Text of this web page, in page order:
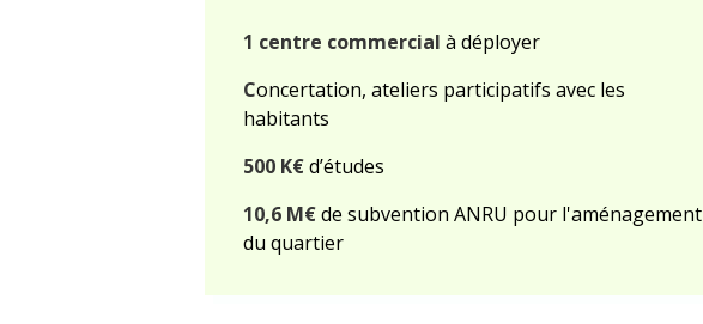
1 centre commercial à déployer
Concertation, ateliers participatifs avec les
habitants
500 K€d’études
10,6 M€de subvention ANRU pour l'aménagement
du quartier